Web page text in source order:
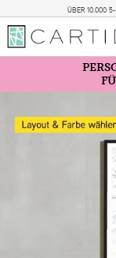
ÜBER 10.000 5-